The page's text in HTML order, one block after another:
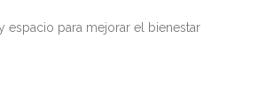
espacio para mejorar el bienestar